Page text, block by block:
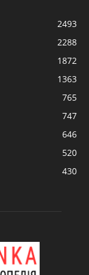
2493
2288
1872
1363
765
747
646
520
430